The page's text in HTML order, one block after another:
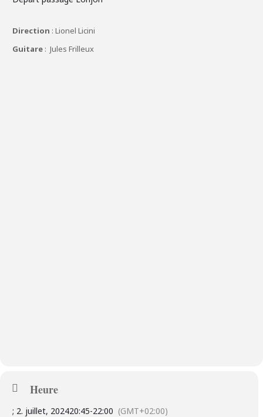
Direction : Lionel Licini
Guitare : Jules Frilleux
Heure
; 2. juillet, 202420:45-22:00 (GMT+02:00)